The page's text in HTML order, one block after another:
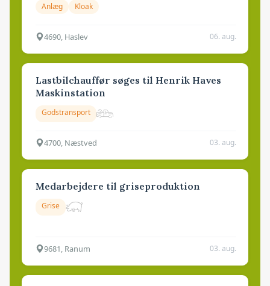
Anlæg Kloak
4690, Haslev 06. aug.
Lastbilchauffør søges til Henrik Haves
Maskinstation
Godstransport
4700, Næstved 03. aug.
Medarbejdere til griseproduktion
Grise
9681, Ranum 03. aug.